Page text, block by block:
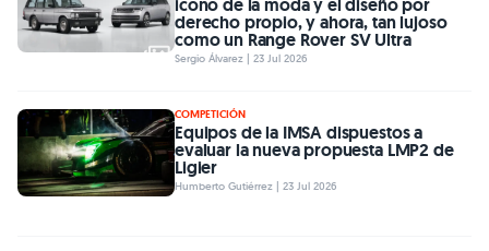
icono de la moda y el diseño por
derecho propio, y ahora, tan lujoso
como un Range Rover SV Ultra
Sergio Álvarez | 23 Jul 2026
COMPETICIÓN
Equipos de la IMSA dispuestos a
evaluar la nueva propuesta LMP2 de
Ligier
Humberto Gutiérrez | 23 Jul 2026